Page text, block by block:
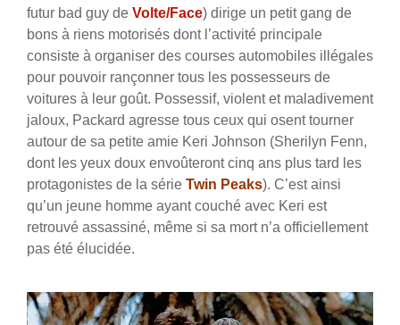
futur bad guy de Volte/Face) dirige un petit gang de
bons à riens motorisés dont l’activité principale
consiste à organiser des courses automobiles illégales
pour pouvoir rançonner tous les possesseurs de
voitures à leur goût. Possessif, violent et maladivement
jaloux, Packard agresse tous ceux qui osent tourner
autour de sa petite amie Keri Johnson (Sherilyn Fenn,
dont les yeux doux envoûteront cinq ans plus tard les
protagonistes de la série Twin Peaks). C’est ainsi
qu’un jeune homme ayant couché avec Keri est
retrouvé assassiné, même si sa mort n’a officiellement
pas été élucidée.